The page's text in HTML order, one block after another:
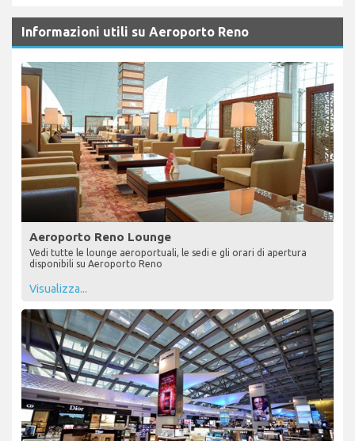
Informazioni utili su Aeroporto Reno
Aeroporto Reno Lounge
Vedi tutte le lounge aeroportuali, le sedi e gli orari di apertura
disponibili su Aeroporto Reno
Visualizza...